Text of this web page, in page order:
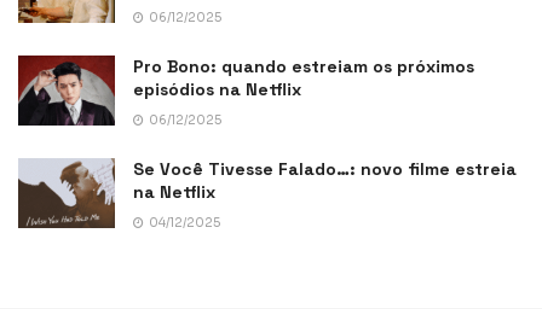
06/12/2025
Pro Bono: quando estreiam os próximos
episódios na Netflix
06/12/2025
Se Você Tivesse Falado…: novo filme estreia
na Netflix
04/12/2025